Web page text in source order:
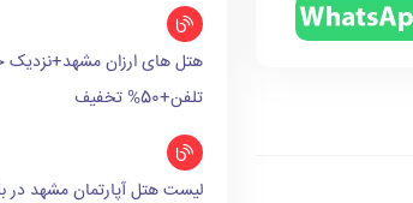
هتل های ارزان مشهد+نزدیک
تلفن+50% تخفیف
لیست هتل آپارتمان مشهد در بلوار